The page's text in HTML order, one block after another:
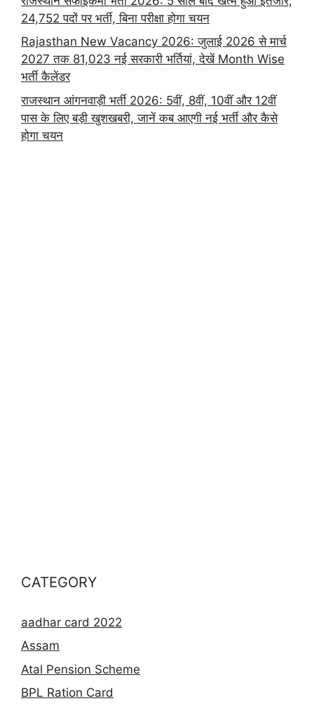
24,752 पदों पर भर्ती, बिना परीक्षा होगा चयन
Rajasthan New Vacancy 2026: जुलाई 2026 से मार्च
2027 तक 81,023 नई सरकारी भर्तियां, देखें Month Wise
भर्ती कैलेंडर
राजस्थान आंगनवाड़ी भर्ती 2026: 5वीं, 8वीं, 10वीं और 12वीं
पास के लिए बड़ी खुशखबरी, जानें कब आएगी नई भर्ती और कैसे
होगा चयन
CATEGORY
aadhar card 2022
Assam
Atal Pension Scheme
BPL Ration Card